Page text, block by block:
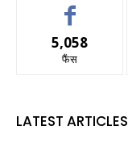
5,058
फैंस
LATEST ARTICLES